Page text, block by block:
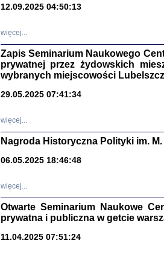
12.09.2025 04:50:13
więcej...
Zapis Seminarium Naukowego
prywatnej przez żydowskich
wybranych miejscowości
29.05.2025 07:41:34
więcej...
Nagroda Historyczna Polityki im.
06.05.2025 18:46:48
więcej...
Otwarte Seminarium Naukowe
prywatna i publiczna w getcie
11.04.2025 07:51:24